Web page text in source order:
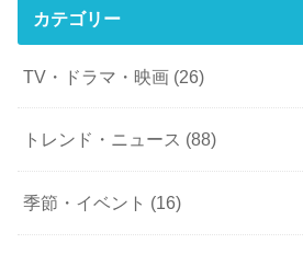
カテゴリー
TV・ドラマ・映画 (26)
トレンド・ニュース (88)
季節・イベント (16)